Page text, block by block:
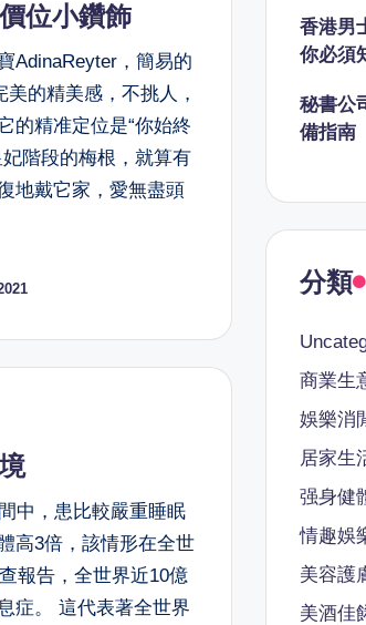
位小鑽飾
AdinaReyter，簡易的
的精美感，不挑人，
的精准定位是“你始終
階段的梅根，就算有
地戴它家，愛無盡頭
中，患比較嚴重睡眠
高3倍，該情形在全世
報告，全世界近10億
症。 這代表著全世界
香港男
你必須
秘書公
備指南
分類
商業生
娛樂消
居家生
强身健
情趣娛
美容護
美酒佳